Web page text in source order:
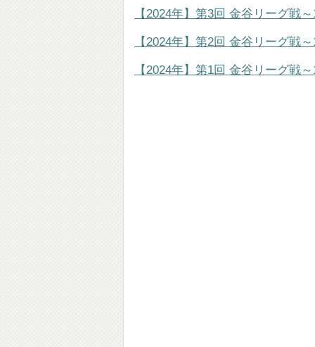
【2024年】第3回 金谷リーグ戦
【2024年】第2回 金谷リーグ戦
【2024年】第1回 金谷リーグ戦